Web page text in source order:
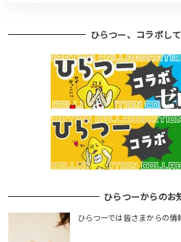
ひらつー、コラボし
ひらつーからのお
ひらつーでは皆さまからの情